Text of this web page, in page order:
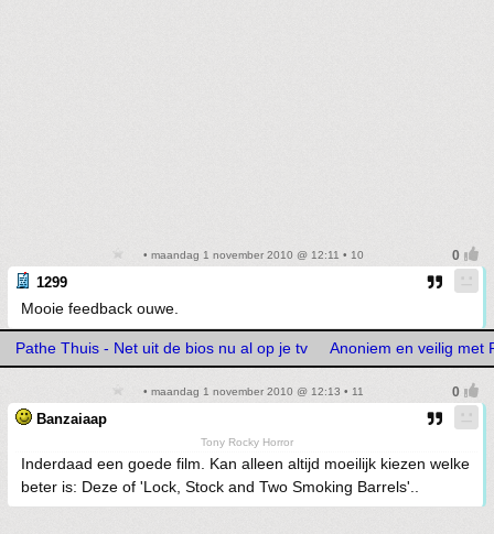
• maandag 1 november 2010 @ 12:11 • 10
1299
Mooie feedback ouwe.
Pathe Thuis - Net uit de bios nu al op je tv Anoniem en veilig met
• maandag 1 november 2010 @ 12:13 • 11
Banzaiaap
Tony Rocky Horror
Inderdaad een goede film. Kan alleen altijd moeilijk kiezen welke
beter is: Deze of 'Lock, Stock and Two Smoking Barrels'..